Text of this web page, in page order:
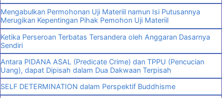
Mengabulkan Permohonan Uji Materiil namun Isi Putusannya
Merugikan Kepentingan Pihak Pemohon Uji Materiil
Ketika Perseroan Terbatas Tersandera oleh Anggaran Dasarnya
Sendiri
Antara PIDANA ASAL (Predicate Crime) dan TPPU (Pencucian
Uang), dapat Dipisah dalam Dua Dakwaan Terpisah
SELF DETERMINATION dalam Perspektif Buddhisme